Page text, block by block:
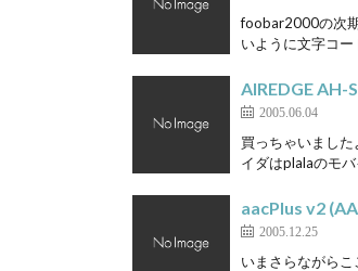
foobar2000の次
いように文字コ
AIREDGE AH-
2005.06.04
買っちゃいまし
イダはplalaのモ
aacPlus v2
2005.12.25
いまさらながら